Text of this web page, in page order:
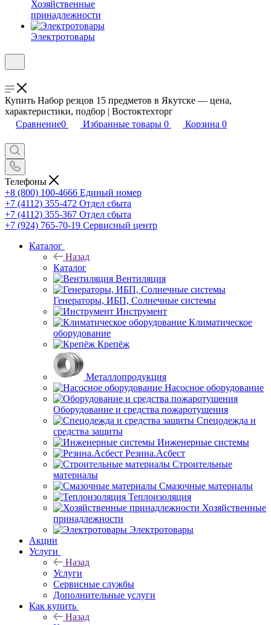
Хозяйственные
принадлежности
Электротовары
Купить Набор резцов 15 предметов в Якутске — цена,
характеристики, подбор | Востоктехторг
Сравнение0 Избранные товары 0 Корзина 0
Телефоны
+8 (800) 100-4666 Единый номер
+7 (4112) 355-472 Отдел сбыта
+7 (4112) 355-367 Отдел сбыта
+7 (924) 765-70-19 Сервисный центр
Каталог
Назад
Каталог
Вентиляция
Генераторы, ИБП, Солнечные системы
Инструмент
Климатическое
оборудование
Крепёж
Металлопродукция
Насосное оборудование
Оборудование и средства пожаротушения
Спецодежда и
средства защиты
Инженерные системы
Резина.Асбест
Строительные
материалы
Смазочные материалы
Теплоизоляция
Хозяйственные
принадлежности
Электротовары
Акции
Услуги
Назад
Услуги
Сервисные службы
Дополнительные услуги
Как купить
Назад